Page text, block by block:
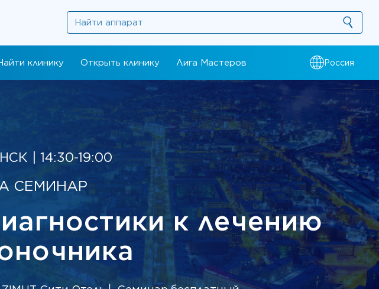
клинику Открыть клинику Лига Мастеров Россия
| 14:30-19:00
СЕМИНАР
к лечению